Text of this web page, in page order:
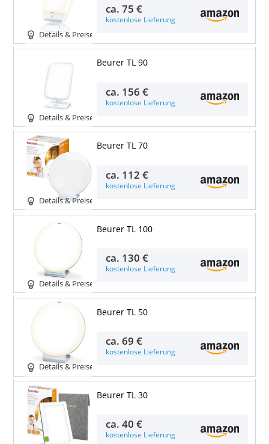
Details & Preise
ca.75 €
kostenlose Lieferung
Details & Preise
Beurer TL 90
ca. 156 €
kostenlose Lieferung
Details & Preise
Beurer TL 70
ca. 112 €
kostenlose Lieferung
Details & Preise
Beurer TL 100
ca. 130 €
kostenlose Lieferung
Details & Preise
Beurer TL 50
ca.69 €
kostenlose Lieferung
Beurer TL 30
ca.40 €
kostenlose Lieferung